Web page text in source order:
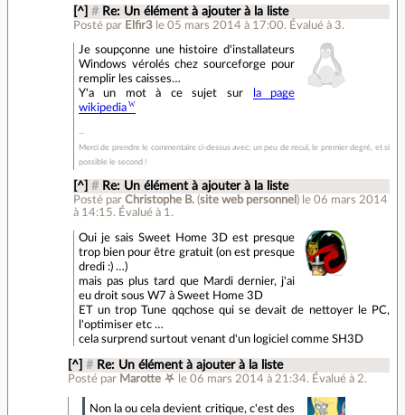
[^] # Re: Un élément à ajouter à la liste
Posté par Elfir3 le 05 mars 2014 à 17:00. Évalué à 3.
Je soupçonne une histoire d'installateurs
Windows vérolés chez sourceforge pour
remplir les caisses…
Y'a un mot à ce sujet sur
la page
wikipedia
Merci de prendre le commentaire ci-dessus avec: un peu de recul, le premier degré, et si
possible le second !
[^] # Re: Un élément à ajouter à la liste
Posté par Christophe B.(site web personnel ) le 06 mars 2014
à 14:15. Évalué à 1 .
Oui je sais Sweet Home 3D est presque
trop bien pour être gratuit (on est presque
dredi :) …)
mais pas plus tard que Mardi dernier, j'ai
eu droit sous W7 à Sweet Home 3D
ET un trop Tune qqchose qui se devait de nettoyer le PC,
l'optimiser etc …
cela surprend surtout venant d'un logiciel comme SH3D
[^] # Re: Un élément à ajouter à la liste
Posté par Marotte ⛧ le 06 mars 2014 à 21:34. Évalué à 2.
Non la ou cela devient critique, c'est des